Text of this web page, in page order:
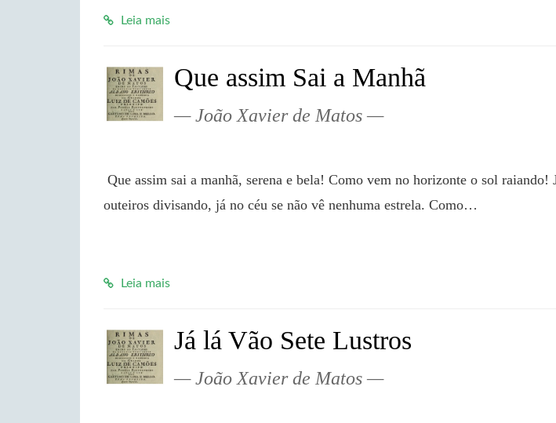
Leia mais
Que assim Sai a Manhã
João Xavier de Matos
outeiros divisando, já no céu se não vê nenhuma estrela. Como…
Leia mais
Já lá Vão Sete Lustros
João Xavier de Matos